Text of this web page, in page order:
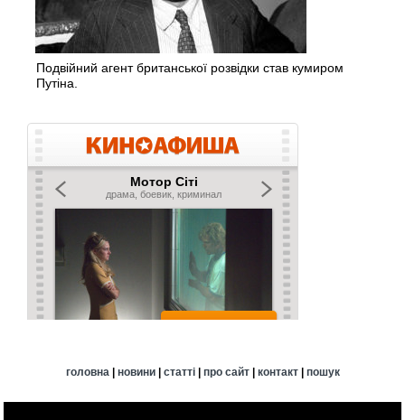
Подвійний агент британської розвідки став кумиром
Путіна.
головна | новини| статті| про сайт| контакт| пошук